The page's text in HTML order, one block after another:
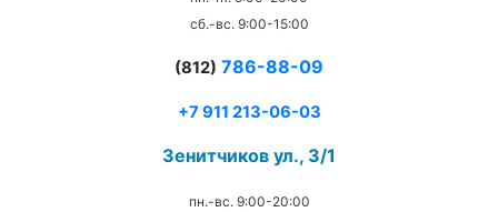
сб.-вс. 9:00-15:00
(812) 786-88-09
+7 911 213-06-03
Зенитчиков ул., 3/1
пн.-вс. 9:00-20:00